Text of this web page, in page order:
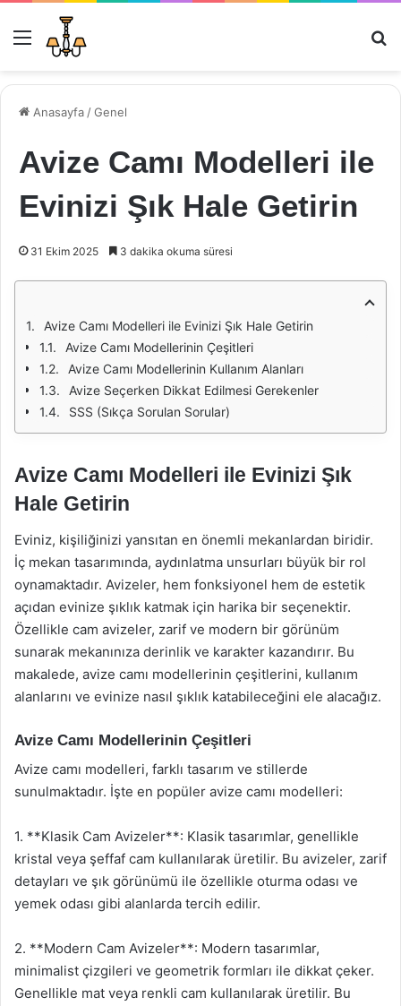
Menü
Anasayfa /Genel
Avize Camı Modelleri ile
Evinizi Şık Hale Getirin
31 Ekim 2025 3 dakika okuma süresi
Avize Camı Modelleri ile Evinizi Şık Hale Getirin
Avize Camı Modellerinin Çeşitleri
Avize Camı Modellerinin Kullanım Alanları
Avize Seçerken Dikkat Edilmesi Gerekenler
SSS (Sıkça Sorulan Sorular)
Avize Camı Modelleri ile Evinizi Şık
Hale Getirin
Eviniz, kişiliğinizi yansıtan en önemli mekanlardan biridir.
İç mekan tasarımında, aydınlatma unsurları büyük bir rol
oynamaktadır. Avizeler, hem fonksiyonel hem de estetik
açıdan evinize şıklık katmak için harika bir seçenektir.
Özellikle cam avizeler, zarif ve modern bir görünüm
sunarak mekanınıza derinlik ve karakter kazandırır. Bu
makalede, avize camı modellerinin çeşitlerini, kullanım
alanlarını ve evinize nasıl şıklık katabileceğini ele alacağız.
Avize Camı Modellerinin Çeşitleri
Avize camı modelleri, farklı tasarım ve stillerde
sunulmaktadır. İşte en popüler avize camı modelleri:
1. **Klasik Cam Avizeler**: Klasik tasarımlar, genellikle
kristal veya şeffaf cam kullanılarak üretilir. Bu avizeler, zarif
detayları ve şık görünümü ile özellikle oturma odası ve
yemek odası gibi alanlarda tercih edilir.
2. **Modern Cam Avizeler**: Modern tasarımlar,
minimalist çizgileri ve geometrik formları ile dikkat çeker.
Genellikle mat veya renkli cam kullanılarak üretilir. Bu